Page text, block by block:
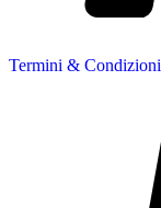
Termini & Condizioni